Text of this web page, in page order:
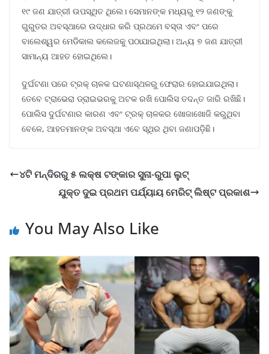
୧୯ ଜଣ ଯାତ୍ରୀ ଉପସ୍ଥିତ ଥିଲେ। ସେମାନଙ୍କ ମଧ୍ୟରୁ ୧୨ ଜଣଙ୍କୁ
ଗୁରୁତର ଅବସ୍ଥାରେ ଉଦ୍ଧାର କରି ପ୍ରଥମେ ବସ୍ତା ଏବଂ ପରେ
ବାଲେଶ୍ୱର ମେଡିକାଲ କଲେଜକୁ ପଠାଯାଇଥିଲା। ଅନ୍ୟ ୭ ଜଣ ଯାତ୍ରୀ
ସାମାନ୍ୟ ଆହତ ହୋଇଥିଲେ।
ଦୁର୍ଘଟଣା ପରେ ଟ୍ରକ୍ ଚାଳକ ଘଟଣାସ୍ଥଳରୁ ଫେରାର ହୋଇଯାଇଥିଲା।
ତେବେ ଟ୍ରାଭେରା ଡ୍ରାଇଭରକୁ ଅଟକ ରଖି ପୋଲିସ ତଦନ୍ତ ଜାରି ରଖିଛି।
ପୋଲିସ ଦୁର୍ଘଟଣାର କାରଣ ଏବଂ ଟ୍ରକ୍ ଚାଳକର ଖୋଜାଖୋଜି କରୁଥିବା
ବେଳେ, ଆହତମାନଙ୍କ ଅବସ୍ଥା ଏବେ ସ୍ଥିର ଥିବା ଜଣାପଡ଼ିଛି।
୪ଟି ମନ୍ଦିରରୁ ୫ ଲକ୍ଷ ଟଙ୍କାର ସୁନା-ରୁପା ଲୁଟ୍
ଯୁକ୍ତ ଦୁଇ ପ୍ରଥମ ପର୍ଯ୍ୟାୟ ମେରିଟ୍‌ ଲିଷ୍ଟ ପ୍ରକାଶ
You May Also Like